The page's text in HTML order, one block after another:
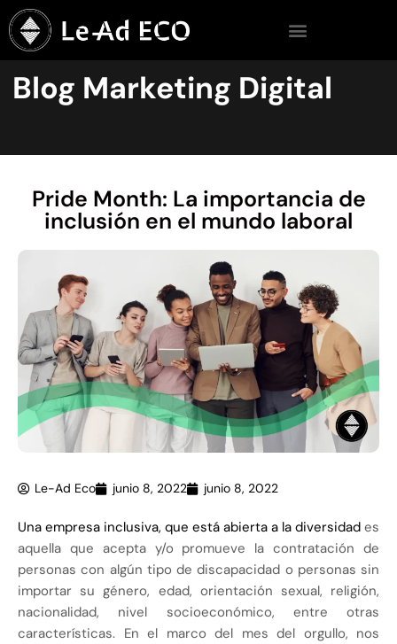
Blog Marketing Digital
Pride Month: La importancia de
inclusión en el mundo laboral
Le-Ad Eco junio 8, 2022 junio 8, 2022
Una empresa inclusiva, que está abierta a la diversidad es
aquella que acepta y/o promueve la contratación de
personas con algún tipo de discapacidad o personas sin
importar su género, edad, orientación sexual, religión,
nacionalidad, nivel socioeconómico, entre otras
características. En el marco del mes del orgullo, nos